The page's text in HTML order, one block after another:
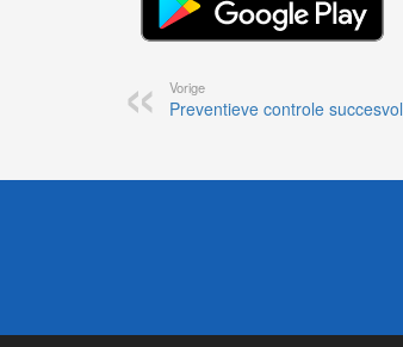
Vorige
Preventieve controle succesvol